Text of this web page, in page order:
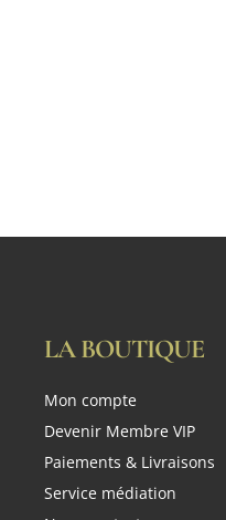
LA BOUTIQUE
Mon compte
Devenir Membre VIP
Paiements & Livraisons
Service médiation